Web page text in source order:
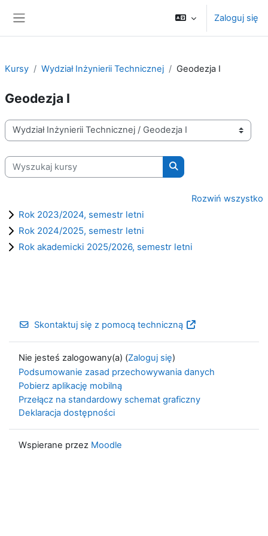
Zaloguj się
Kursy Wydział Inżynierii Technicznej Geodezja I
Geodezja I
Kategorie kursów
Wyszukaj kursy
Wyszukaj kursy
Rozwiń wszystko
Rok 2023/2024, semestr letni
Rok 2024/2025, semestr letni
Rok akademicki 2025/2026, semestr letni
Skontaktuj się z pomocą techniczną
Nie jesteś zalogowany(a) (Zaloguj się)
Podsumowanie zasad przechowywania danych
Pobierz aplikację mobilną
Przełącz na standardowy schemat graficzny
Deklaracja dostępności
Wspierane przez Moodle